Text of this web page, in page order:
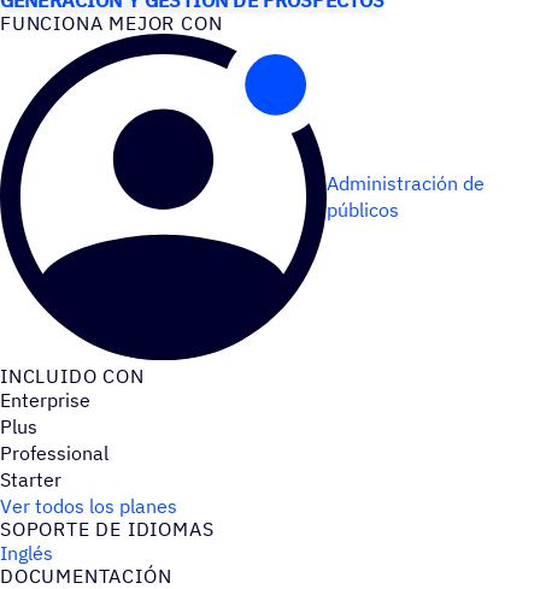
FUNCIONA MEJOR CON
Administración de
públicos
INCLUIDO CON
Enterprise
Plus
Professional
Starter
Ver todos los planes
SOPORTE DE IDIOMAS
Inglés
DOCU­MEN­TA­CIÓN